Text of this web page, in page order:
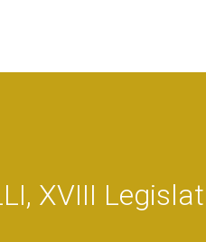
XVIII